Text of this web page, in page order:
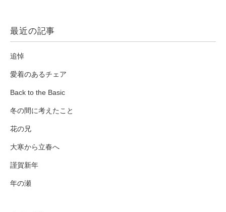
最近の記事
追悼
愛着のあるチェア
Back to the Basic
冬の間に考えたこと
花の兄
大寒から立春へ
謹賀新年
年の瀬